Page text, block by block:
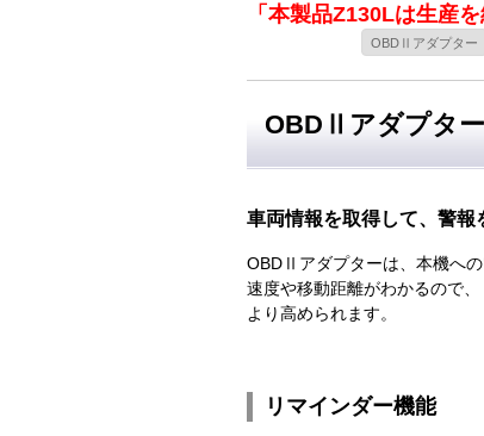
「本製品Z130Lは生産
OBDⅡアダプター
OBDⅡアダプター
車両情報を取得して、警報
OBDⅡアダプターは、本機へ
速度や移動距離がわかるので
より高められます。
リマインダー機能